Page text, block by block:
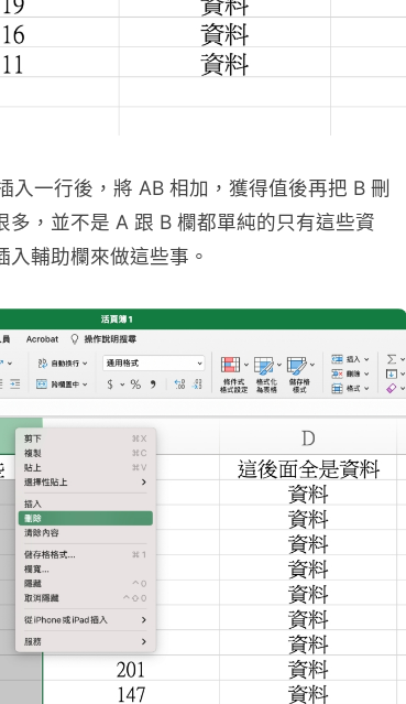
一行後，將 AB 相加，獲得值後再把 B 刪
，並不是 A 跟 B 欄都單純的只有這些資
輔助欄來做這些事。